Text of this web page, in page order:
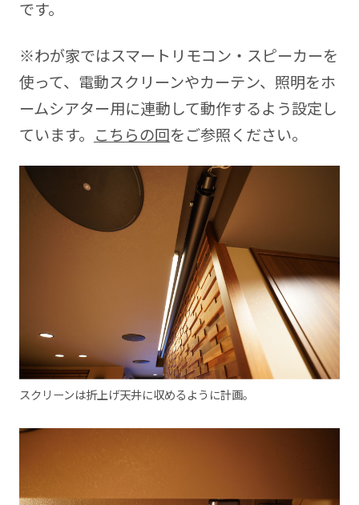
です。
※わが家ではスマートリモコン・スピーカーを
使って、電動スクリーンやカーテン、照明をホ
ームシアター用に連動して動作するよう設定し
ています。 こちらの回をご参照ください。
スクリーンは折上げ天井に収めるように計画。